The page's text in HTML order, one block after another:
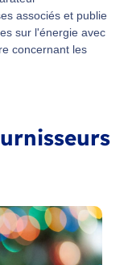
associés et publie
sur l'énergie avec
concernant les